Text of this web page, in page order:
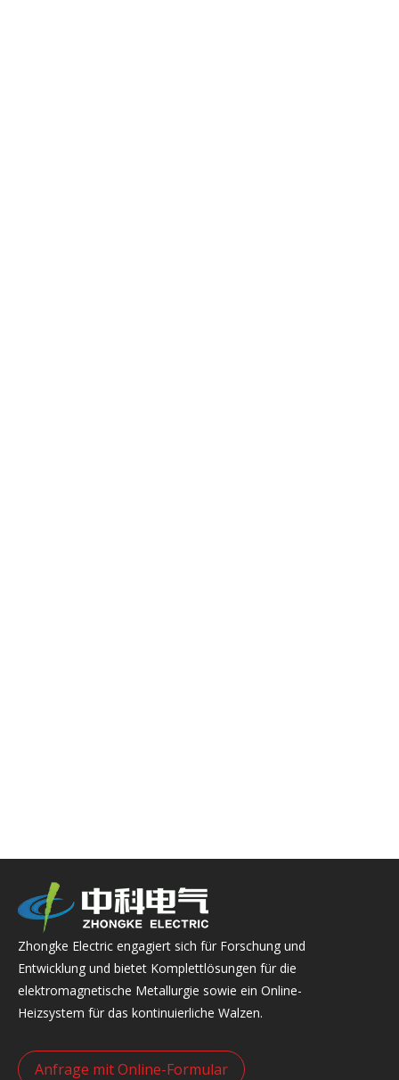
Zhongke Electric engagiert sich für Forschung und
Entwicklung und bietet Komplettlösungen für die
elektromagnetische Metallurgie sowie ein Online-
Heizsystem für das kontinuierliche Walzen.
Anfrage mit Online-Formular